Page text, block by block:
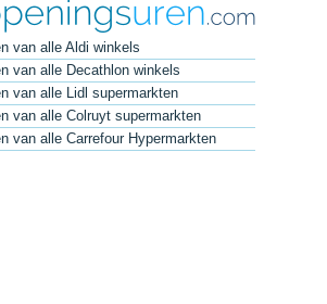
van alle Aldi winkels
van alle Decathlon winkels
van alle Lidl supermarkten
van alle Colruyt supermarkten
van alle Carrefour Hypermarkten